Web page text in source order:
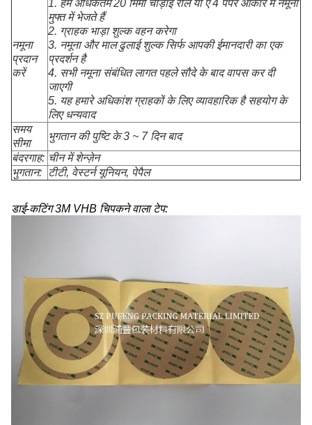
नमूना
प्रदान
करें
1. हम अधिकतम 20 मिमी चौड़ाई रोल या ए 4 पेपर आकार में नमूना
मुफ्त में भेजते हैं
2. ग्राहक भाड़ा शुल्क वहन करेगा
3. नमूना और माल ढुलाई शुल्क सिर्फ आपकी ईमानदारी का एक
प्रदर्शन है
4. सभी नमूना संबंधित लागत पहले सौदे के बाद वापस कर दी
जाएगी
5. यह हमारे अधिकांश ग्राहकों के लिए व्यावहारिक है सहयोग के
लिए धन्यवाद
समय
सीमा
भुगतान की पुष्टि के 3 ~ 7 दिन बाद
बंदरगाह: चीन में शेन्ज़ेन
भुगतान:
टीटी, वेस्टर्न यूनियन, पेपैल
डाई-कटिंग 3M VHB चिपकने वाला टेप: